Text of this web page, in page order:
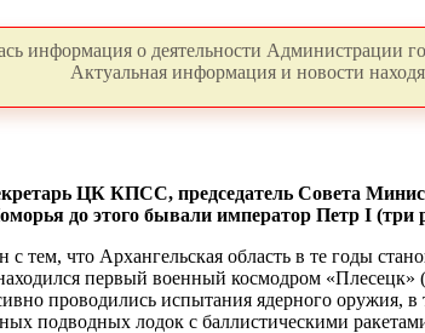
информация о деятельности Администрации
Актуальная информация и новости
ЦК КПСС, председатель Совета
до этого бывали император Петр I (три
что Архангельская область в те годы
первый военный космодром
проводились испытания ядерного
подводных лодок с баллистическими